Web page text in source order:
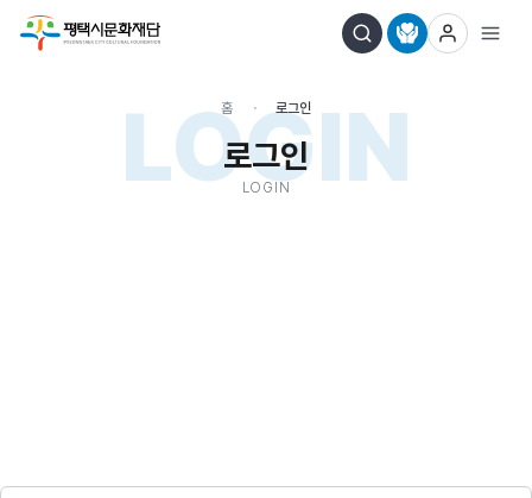
LOGIN
홈 로그인
로그인
LOGIN